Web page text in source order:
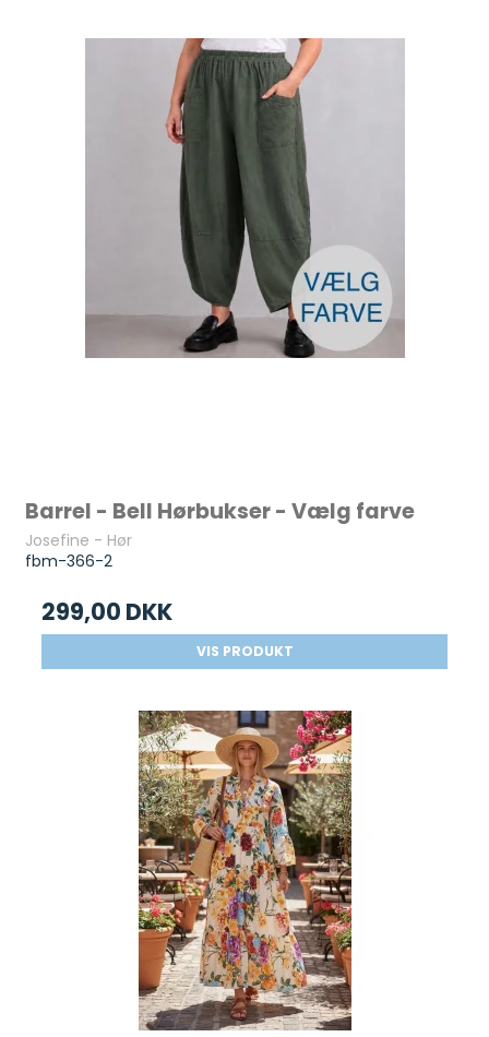
Barrel - Bell Hørbukser - Vælg farve
Josefine - Hør
fbm-366-2
299,00 DKK
VIS PRODUKT